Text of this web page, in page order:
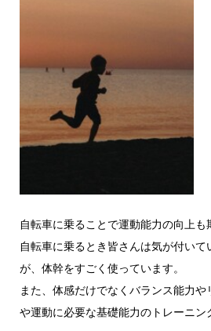
自転車に乗ることで運動能力の向上も
自転車に乗るとき皆さんは気が付い
が、体幹をすごく使っています。
また、体感だけでなくバランス能力
や運動に必要な基礎能力のトレーニン